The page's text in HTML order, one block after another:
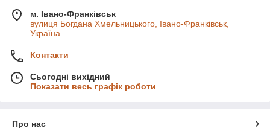
м. Івано-Франківськ
вулиця Богдана Хмельницького, Івано-Франківськ,
Україна
Контакти
Сьогодні вихідний
Показати весь графік роботи
Про нас